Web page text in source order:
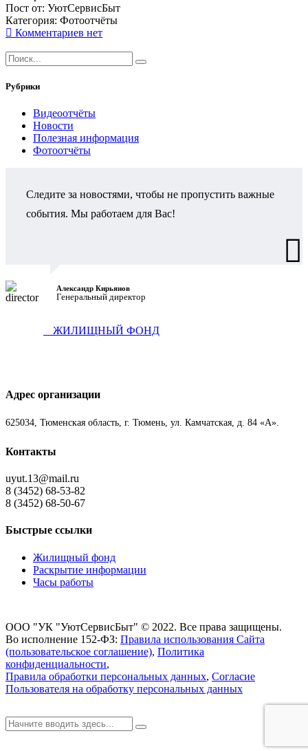
Пост от: УютСервисБыт
Категория: Фотоотчёты
Комментариев нет
Рубрики
Видеоотчёты
Новости
Полезная информация
Фотоотчёты
Следите за новостями, чтобы не пропустить важные
события. Мы работаем для Вас!
Александр Кирьянов
Генеральный директор
ЖИЛИЩНЫЙ ФОНД
Адрес организации
625034, Тюменская область, г. Тюмень, ул. Камчатская, д. 84 «А».
Контакты
uyut.13@mail.ru
8 (3452) 68-53-82
8 (3452) 68-50-67
Быстрые ссылки
Жилищный фонд
Раскрытие информации
Часы работы
ООО "УК "УютСервисБыт" © 2022. Все права защищены.
Во исполнение 152-ФЗ: Правила использования Сайта
(пользовательское соглашение), Политика
конфиденциальности,
Правила обработки персональных данных, Согласие
Пользователя на обработку персональных данных